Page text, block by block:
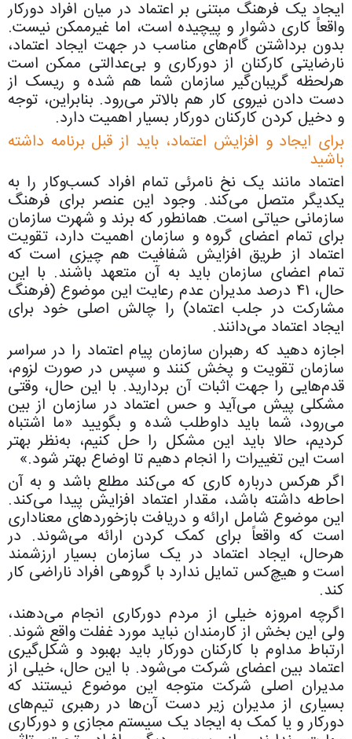
ایجاد یک فرهنگ مبتنی بر اعتماد در میان افراد دورکار
واقعاً کاری دشوار و پیچیده است، اما غیرممکن نیست.
بدون برداشتن گام‌های مناسب در جهت ایجاد اعتماد،
نارضایتی کارکنان از دورکاری و بی‌عدالتی ممکن است
هرلحظه گریبان‌گیر سازمان شما هم شده و ریسک از
دست دادن نیروی کار هم بالاتر می‌رود. بنابراین، توجه
و دخیل کردن کارکنان دورکار بسیار اهمیت دارد.
برای ایجاد و افزایش اعتماد، باید از قبل برنامه داشته
باشید
اعتماد مانند یک نخ نامرئی تمام افراد کسب‌و‌کار را به
یکدیگر متصل می‌کند. وجود این عنصر برای فرهنگ
سازمانی حیاتی است. همانطور که برند و شهرت سازمان
برای تمام اعضای گروه و سازمان اهمیت دارد، تقویت
اعتماد از طریق افزایش شفافیت هم چیزی است که
تمام اعضای سازمان باید به آن متعهد باشند. با این
حال، ۴۱ درصد مدیران عدم رعایت این موضوع (فرهنگ
مشارکت در جلب اعتماد) را چالش اصلی خود برای
ایجاد اعتماد می‌دانند.
اجازه دهید که رهبران سازمان پیام اعتماد را در سراسر
سازمان تقویت و پخش کنند و سپس در صورت لزوم،
قدم‌هایی را جهت اثبات آن بردارید. با این حال، وقتی
مشکلی پیش می‌آید و حس اعتماد در سازمان از بین
می‌رود، شما باید داوطلب شده و بگویید «ما اشتباه
کردیم، حالا باید این مشکل را حل کنیم، به‌نظر بهتر
است این تغییرات را انجام دهیم تا اوضاع بهتر شود.»
اگر هرکس درباره کاری که می‌کند مطلع باشد و به آن
احاطه داشته باشد، مقدار اعتماد افزایش پیدا می‌کند.
این موضوع شامل ارائه و دریافت بازخوردهای معناداری
است که واقعاً برای کمک کردن ارائه می‌شوند. در
هرحال، ایجاد اعتماد در یک سازمان بسیار ارزشمند
است و هیچ‌کس تمایل ندارد با گروهی افراد ناراضی کار
کند.
اگرچه امروزه خیلی از مردم دورکاری انجام می‌دهند،
ولی این بخش‌ از کارمندان نباید مورد غفلت واقع شوند.
ارتباط مداوم با کارکنان دورکار باید بهبود و شکل‌گیری
اعتماد بین اعضای شرکت می‌شود. با این حال، خیلی از
مدیران اصلی شرکت متوجه این موضوع نیستند که
بسیاری از مدیران زیر دست آن‌ها در رهبری تیم‌های
دورکار و یا کمک به ایجاد یک سیستم مجازی و دورکاری